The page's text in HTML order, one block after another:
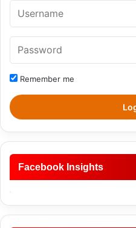
Remember me
Facebook Insights